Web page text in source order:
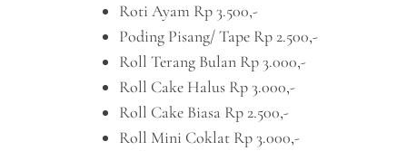
Roti Ayam Rp 3.500,-
Poding Pisang/ Tape Rp 2.500,-
Roll Terang Bulan Rp 3.000,-
Roll Cake Halus Rp 3.000,-
Roll Cake Biasa Rp 2.500,-
Roll Mini Coklat Rp 3.000,-